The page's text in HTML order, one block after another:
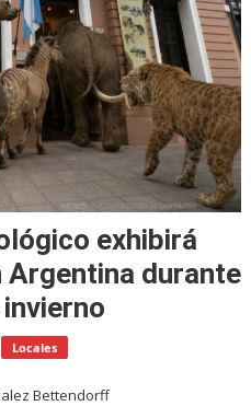
exhibirá
Argentina durante
Locales
Bettendorff